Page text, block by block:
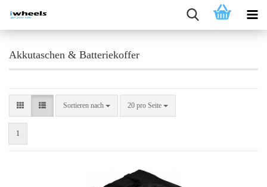
Akkutaschen & Batteriekoffer
Sortieren nach
Sortieren nach 20 pro Seite
pro Seite
1